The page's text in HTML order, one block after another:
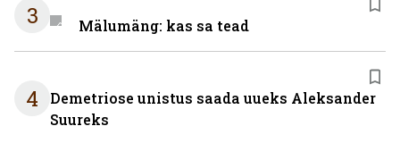
3 Mälumäng: kas sa tead
4
Demetriose unistus saada uueks Aleksander
Suureks